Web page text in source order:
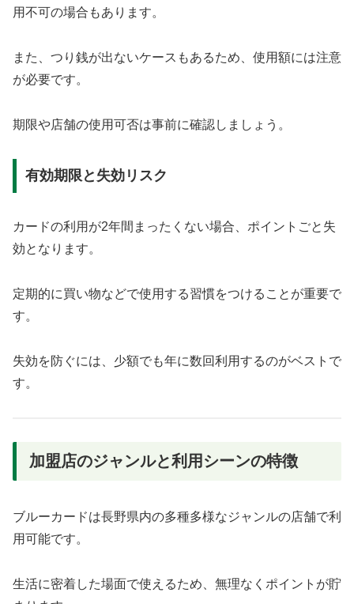
用不可の場合もあります。
また、つり銭が出ないケースもあるため、使用額には注意
が必要です。
期限や店舗の使用可否は事前に確認しましょう。
有効期限と失効リスク
カードの利用が2年間まったくない場合、ポイントごと失
効となります。
定期的に買い物などで使用する習慣をつけることが重要で
す。
失効を防ぐには、少額でも年に数回利用するのがベストで
す。
加盟店のジャンルと利用シーンの特徴
ブルーカードは長野県内の多種多様なジャンルの店舗で利
用可能です。
生活に密着した場面で使えるため、無理なくポイントが貯